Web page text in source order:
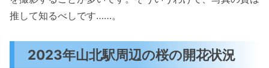
推して知るべしです……。
2023年山北駅周辺の桜の開花状況